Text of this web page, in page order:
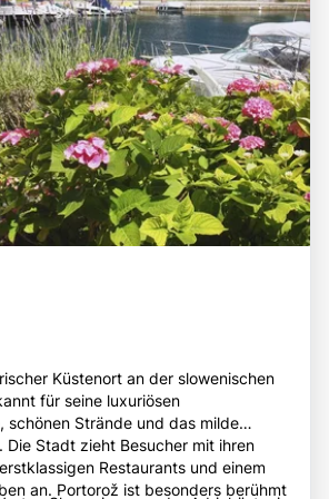
Küstenort an der slowenischen
für seine luxuriösen
schönen Strände und das milde
Die Stadt zieht Besucher mit ihren
Restaurants und einem
an. Portorož ist besonders berühmt